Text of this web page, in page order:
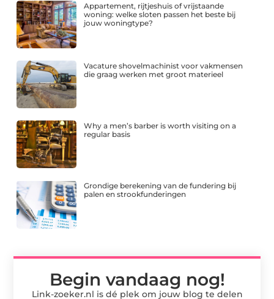
Appartement, rijtjeshuis of vrijstaande
woning: welke sloten passen het beste bij
jouw woningtype?
Vacature shovelmachinist voor vakmensen
die graag werken met groot materieel
Why a men’s barber is worth visiting on a
regular basis
Grondige berekening van de fundering bij
palen en strookfunderingen
Begin vandaag nog!
Link-zoeker.nl is dé plek om jouw blog te delen